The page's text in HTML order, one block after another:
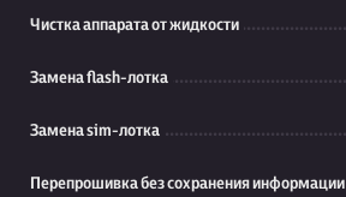
Чистка аппарата от жидкости
Замена flash-лотка
Замена sim-лотка
Перепрошивка без сохранения информации